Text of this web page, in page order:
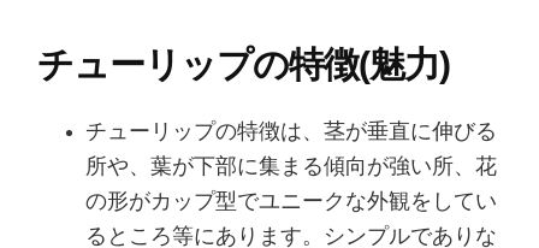
チューリップの特徴(魅力)
チューリップの特徴は、茎が垂直に伸びる
所や、葉が下部に集まる傾向が強い所、花
の形がカップ型でユニークな外観をしてい
るところ等にあります。シンプルでありな